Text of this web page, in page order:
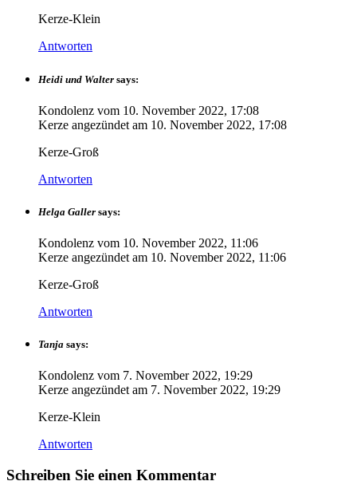
Kerze-Klein
Antworten
Heidi und Walter says:
Kondolenz vom 10. November 2022, 17:08
Kerze angezündet am 10. November 2022, 17:08
Kerze-Groß
Antworten
Helga Galler says:
Kondolenz vom 10. November 2022, 11:06
Kerze angezündet am 10. November 2022, 11:06
Kerze-Groß
Antworten
Tanja says:
Kondolenz vom 7. November 2022, 19:29
Kerze angezündet am 7. November 2022, 19:29
Kerze-Klein
Antworten
Schreiben Sie einen Kommentar